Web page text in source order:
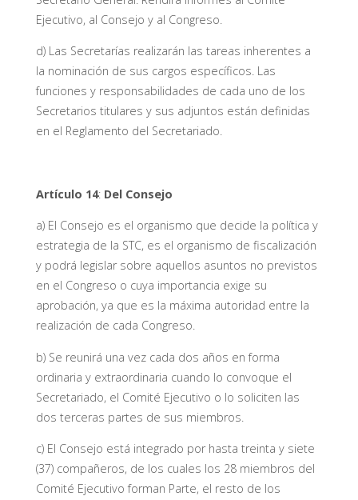
Ejecutivo, al Consejo y al Congreso.
d) Las Secretarías realizarán las tareas inherentes a
la nominación de sus cargos específicos. Las
funciones y responsabilidades de cada uno de los
Secretarios titulares y sus adjuntos están definidas
en el Reglamento del Secretariado.
Artículo 14: Del Consejo
a) El Consejo es el organismo que decide la política y
estrategia de la STC, es el organismo de fiscalización
y podrá legislar sobre aquellos asuntos no previstos
en el Congreso o cuya importancia exige su
aprobación, ya que es la máxima autoridad entre la
realización de cada Congreso.
b) Se reunirá una vez cada dos años en forma
ordinaria y extraordinaria cuando lo convoque el
Secretariado, el Comité Ejecutivo o lo soliciten las
dos terceras partes de sus miembros.
c) El Consejo está integrado por hasta treinta y siete
(37) compañeros, de los cuales los 28 miembros del
Comité Ejecutivo forman Parte, el resto de los